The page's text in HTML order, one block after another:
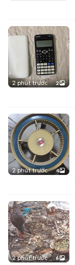
2 phút trước 2
2 phút trước 4
2 phút trước 6